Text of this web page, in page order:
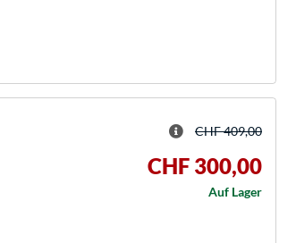
CHF 409,00
CHF 300,00
Auf Lager